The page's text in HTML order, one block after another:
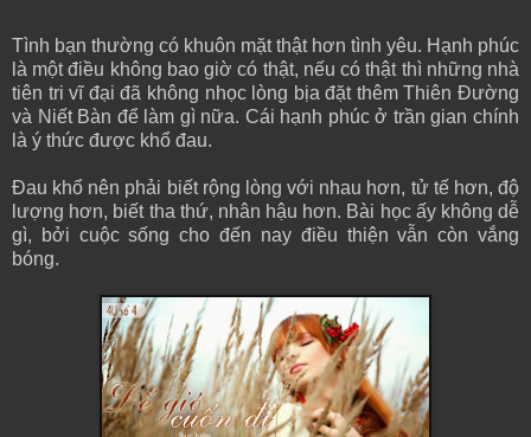
Tình bạn thường có khuôn mặt thật hơn tình yêu. Hạnh phúc
là một điều không bao giờ có thật, nếu có thật thì những nhà
tiên tri vĩ đại đã không nhọc lòng bịa đặt thêm Thiên Đường
và Niết Bàn để làm gì nữa. Cái hạnh phúc ở trần gian chính
là ý thức được khổ đau.
Đau khổ nên phải biết rộng lòng với nhau hơn, tử tế hơn, độ
lượng hơn, biết tha thứ, nhân hậu hơn. Bài học ấy không dễ
gì, bởi cuộc sống cho đến nay điều thiện vẫn còn vắng
bóng.